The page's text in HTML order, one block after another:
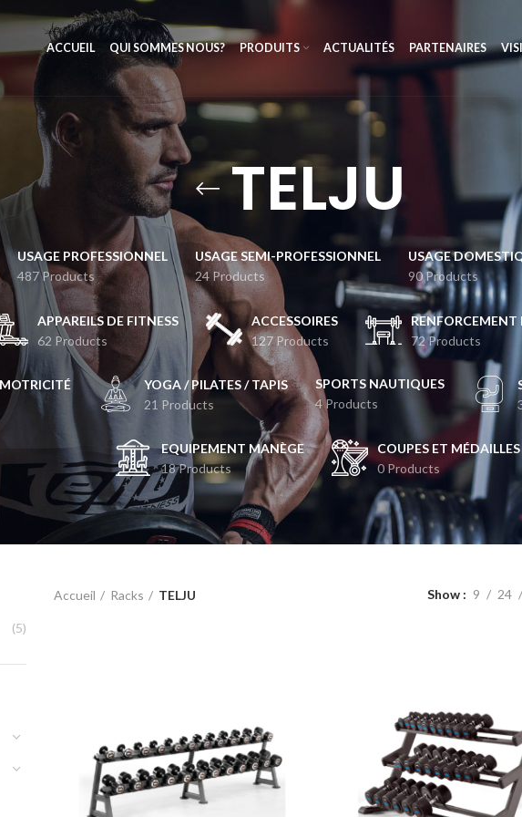
ACCUEIL QUI SOMMES NOUS? PRODUITS ACTUALITÉS PARTENAIRES
TELJU
USAGE PROFESSIONNEL
487 Products
USAGE SEMI-PROFESSIONNEL
24 Products
USAGE
90 Products
APPAREILS DE FITNESS
62 Products
ACCESSOIRES
127 Products
RENFORCEMENT
72 Products
YOGA / PILATES / TAPIS
21 Products
SPORTS NAUTIQUES
4 Products
EQUIPEMENT MANÈGE
18 Products
COUPES ET MÉDAILLES
0 Products
(5)
Accueil Racks TELJU Show 9 24